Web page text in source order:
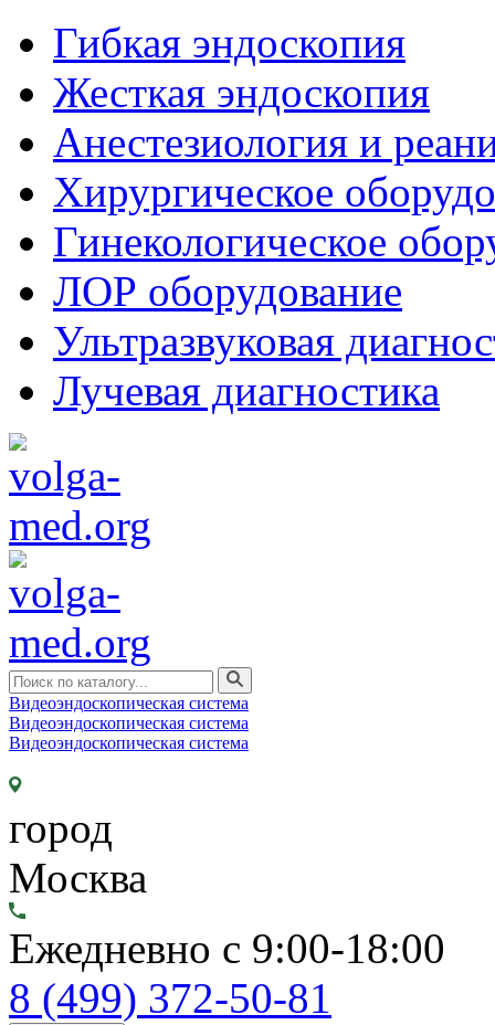
Гибкая эндоскопия
Жесткая эндоскопия
Анестезиология и
Хирургическое
Гинекологическое
ЛОР оборудование
Ультразвуковая
Лучевая диагностика
Видеоэндоскопическая система
Видеоэндоскопическая система
Видеоэндоскопическая система
город
Москва
Ежедневно с 9:00-18:00
8 (499) 372-50-81